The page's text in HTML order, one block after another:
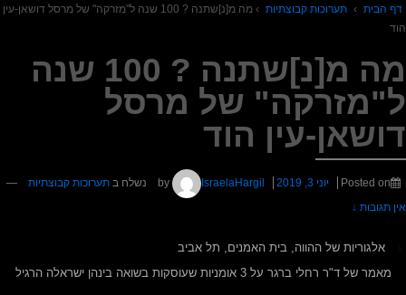
דף הבית › תערוכות קבוצתיות ›
מה מ[נ]שתנה ? 100 שנה ל"מזרקה" של מרסל דושאן-עין
הוד
מה מ[נ]שתנה ? 100 שנה
ל"מזרקה" של מרסל
דושאן-עין הוד
Posted on יוני 3, 2019 IsraelaHargil נשלח ב תערוכות קבוצתיות
—
אין תגובות ↓
אלגוריות של ההווה, בית האמנים, תל אביב
מאמר של ד"ר רחלי ברגר על 3 אומניות שעוסקות בשואה בינהן ישראלה הרגיל